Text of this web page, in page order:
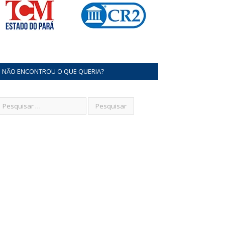
NÃO ENCONTROU O QUE QUERIA?